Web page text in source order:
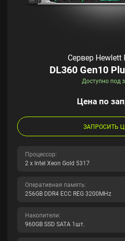
Сервер Hewlett
DL360 Gen10
Доступно под
Цена по
ЗАПРОСИТЬ
Процессор:
2 x Intel Xeon Gold 5317
Оперативная память:
256GB DDR4 ECC REG 3200MHz
Накопители:
960GB SSD SATA 1шт.